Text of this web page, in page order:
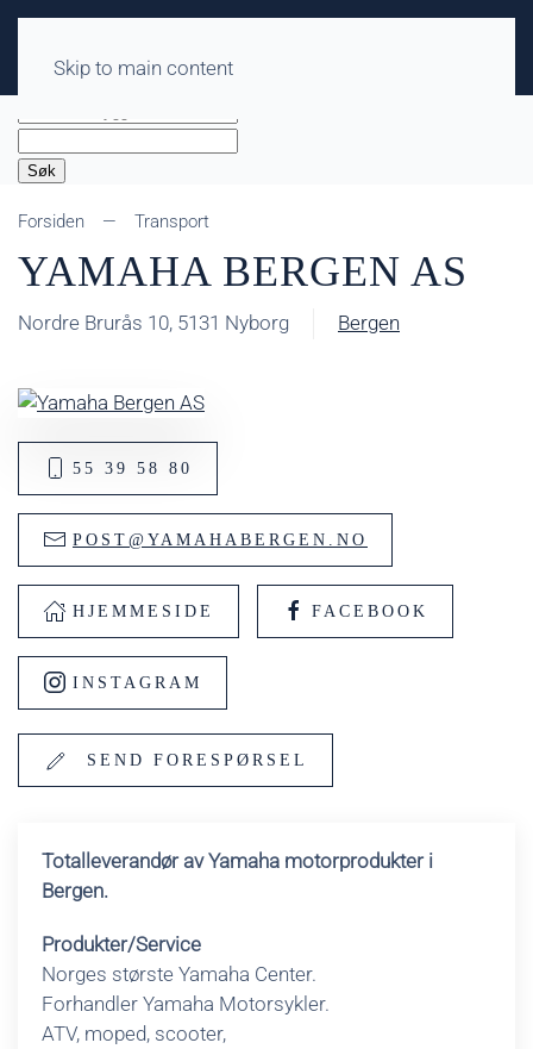
Skip to main content
Søk
Forsiden Transport
YAMAHA BERGEN AS
Nordre Brurås 10, 5131 Nyborg Bergen
55 39 58 80
POST@YAMAHABERGEN.NO
HJEMMESIDE FACEBOOK
INSTAGRAM
SEND FORESPØRSEL
Totalleverandør av Yamaha motorprodukter i
Bergen.
Produkter/Service
Norges største Yamaha Center.
Forhandler Yamaha Motorsykler.
ATV, moped, scooter,